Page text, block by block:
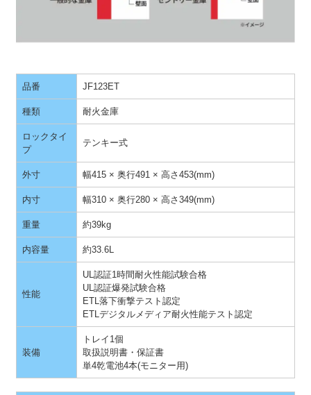
品番 JF123ET
種類 耐火金庫
ロックタイ
プ
テンキー式
外寸 幅415 × 奥行491 × 高さ453(mm)
内寸 幅310 × 奥行280 × 高さ349(mm)
重量 約39kg
内容量 約33.6L
性能
UL認証1時間耐火性能試験合格
UL認証爆発試験合格
ETL落下衝撃テスト認定
ETLデジタルメディア耐火性能テスト認定
装備
トレイ1個
取扱説明書・保証書
単4乾電池4本(モニター用)